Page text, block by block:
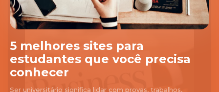
5 melhores sites para
estudantes que você precisa
conhecer
Ser universitário significa lidar com provas, trabalhos,